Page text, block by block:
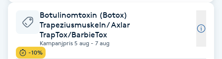
Fransförlängning
Fransförlängning Megavolym
Botulinomtoxin (Botox)
Trapeziusmuskeln/ Axlar
TrapTox/BarbieTox
Kampanjpris 5 aug - 7 aug
-10%